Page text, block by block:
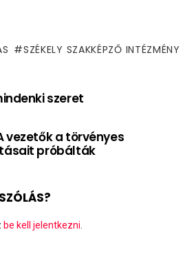
SZÉKELY SZAKKÉPZŐ INTÉZMÉNY
szeret
vezetők a törvényes
próbálták
be kell jelentkezni.